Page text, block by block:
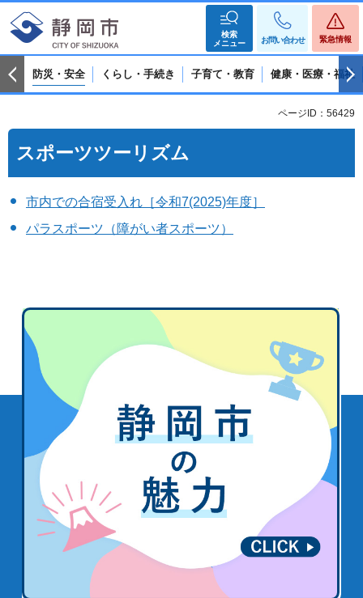
検索
メニュー
お問い合わせ 緊急情報
防災・安全 くらし・手続き 子育て・教育 健康・医療・福祉
ページID：56429
スポーツツーリズム
市内での合宿受入れ［令和7(2025)年度］
パラスポーツ（障がい者スポーツ）